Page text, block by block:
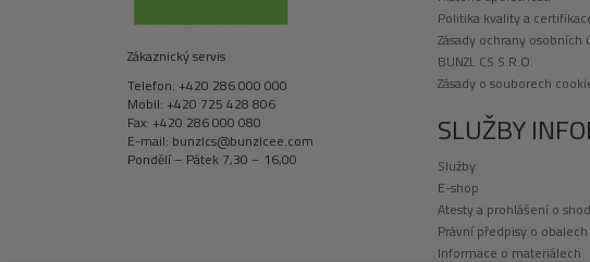
Zákaznický servis
Telefon: +420 286 000 000
Mobil: +420 725 428 806
Fax: +420 286 000 080
E-mail: bunzlcs@bunzlcee.com
Pondělí – Pátek 7,30 – 16,00
Politika kvality a
Zásady ochrany osobních
BUNZL CS S.R.O.
Zásady o souborech
SLUŽBY
Služby
E-shop
Atesty a prohlášení o
Právní předpisy o obalech
Informace o materiálech